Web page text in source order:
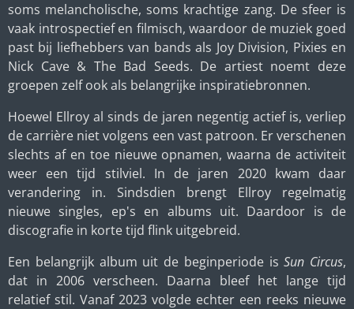
soms melancholische, soms krachtige zang. De sfeer is
vaak introspectief en filmisch, waardoor de muziek goed
past bij liefhebbers van bands als Joy Division, Pixies en
Nick Cave & The Bad Seeds. De artiest noemt deze
groepen zelf ook als belangrijke inspiratiebronnen.
Hoewel Ellroy al sinds de jaren negentig actief is, verliep
de carrière niet volgens een vast patroon. Er verschenen
slechts af en toe nieuwe opnamen, waarna de activiteit
weer een tijd stilviel. In de jaren 2020 kwam daar
verandering in. Sindsdien brengt Ellroy regelmatig
nieuwe singles, ep's en albums uit. Daardoor is de
discografie in korte tijd flink uitgebreid.
Een belangrijk album uit de beginperiode isSun Circus,
dat in 2006 verscheen. Daarna bleef het lange tijd
relatief stil. Vanaf 2023 volgde echter een reeks nieuwe